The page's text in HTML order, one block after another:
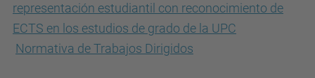
representación estudiantil con reconocimiento de
ECTS en los estudios de grado de la UPC
Normativa de Trabajos Dirigidos